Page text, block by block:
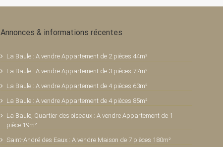
Annonces & informations récentes
La Baule : A vendre Appartement de 2 pièces 44m²
La Baule : A vendre Appartement de 3 pièces 77m²
La Baule : A vendre Appartement de 4 pièces 63m²
La Baule : A vendre Appartement de 4 pièces 85m²
La Baule, Quartier des oiseaux : A vendre Appartement de 1
pièce 19m²
Saint-André des Eaux : A vendre Maison de 7 pièces 180m²